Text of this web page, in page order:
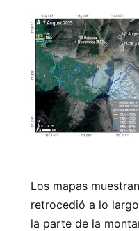
Los mapas
retrocedió a lo
la parte de la